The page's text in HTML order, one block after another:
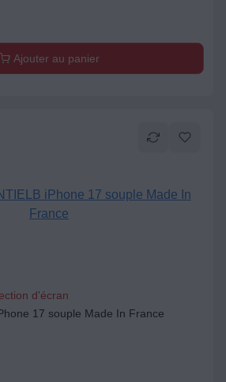
Ajouter au panier
d'écran
17 souple Made In France